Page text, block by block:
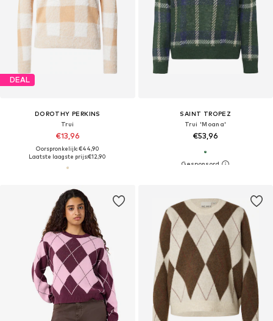
DEAL
DOROTHY PERKINS
Trui
€13,96
Oorspronkelijk: €44,90
Laatste laagste prijs:€12,90
SAINT TROPEZ
Trui 'Moana'
€53,96